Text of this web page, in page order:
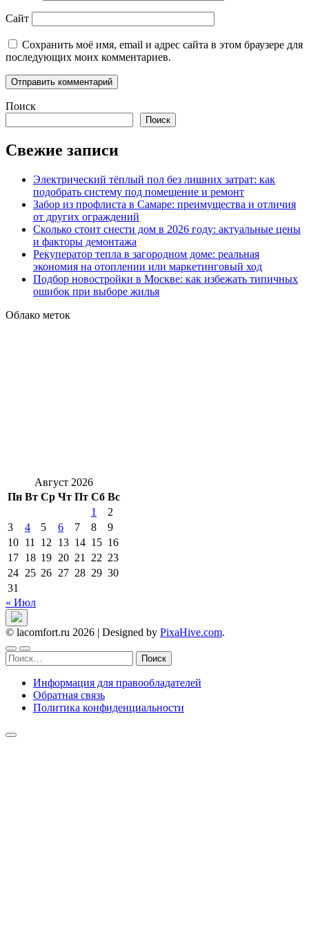
Сайт
Сохранить моё имя, email и адрес сайта в этом браузере для
последующих моих комментариев.
Поиск
Поиск
Свежие записи
Электрический тёплый пол без лишних затрат: как
подобрать систему под помещение и ремонт
Забор из профлиста в Самаре: преимущества и отличия
от других ограждений
Сколько стоит снести дом в 2026 году: актуальные цены
и факторы демонтажа
Рекуператор тепла в загородном доме: реальная
экономия на отоплении или маркетинговый ход
Подбор новостройки в Москве: как избежать типичных
ошибок при выборе жилья
Облако меток
Август 2026
Пн Вт Ср Чт Пт Сб Вс
1
2
3
4 5 6 7 8
9
10 11 12 13 14 15 16
17 18 19 20 21 22 23
24 25 26 27 28 29 30
31
« Июл
© lacomfort.ru 2026 | Designed by PixaHive.com.
Найти:
Информация для правообладателей
Обратная связь
Политика конфиденциальности